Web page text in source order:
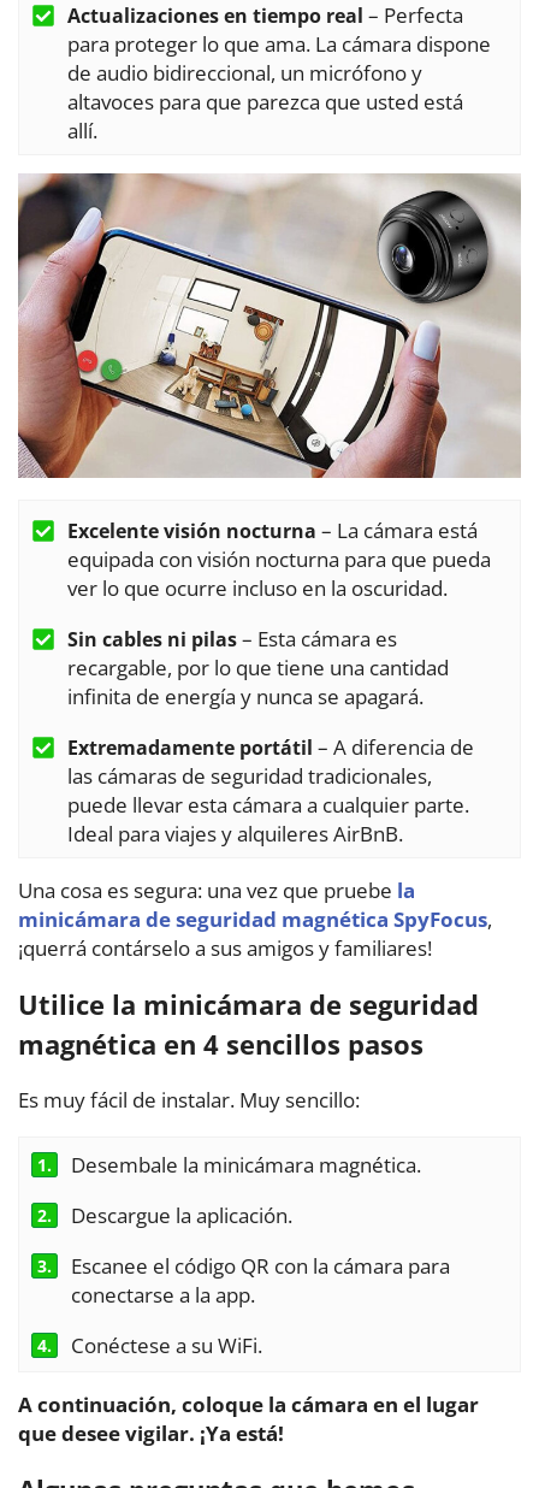
Actualizaciones en tiempo real – Perfecta
para proteger lo que ama. La cámara dispone
de audio bidireccional, un micrófono y
altavoces para que parezca que usted está
allí.
Excelente visión nocturna – La cámara está
equipada con visión nocturna para que pueda
ver lo que ocurre incluso en la oscuridad.
Sin cables ni pilas– Esta cámara es
recargable, por lo que tiene una cantidad
infinita de energía y nunca se apagará.
Extremadamente portátil – A diferencia de
las cámaras de seguridad tradicionales,
puede llevar esta cámara a cualquier parte.
Ideal para viajes y alquileres AirBnB.
Una cosa es segura: una vez que pruebe la
minicámara de seguridad magnética SpyFocus,
¡querrá contárselo a sus amigos y familiares!
Utilice la minicámara de seguridad
magnética en 4 sencillos pasos
Es muy fácil de instalar. Muy sencillo:
1. Desembale la minicámara magnética.
2. Descargue la aplicación.
3.
Escanee el código QR con la cámara para
conectarse a la app.
4. Conéctese a su WiFi.
A continuación, coloque la cámara en el lugar
que desee vigilar. ¡Ya está!